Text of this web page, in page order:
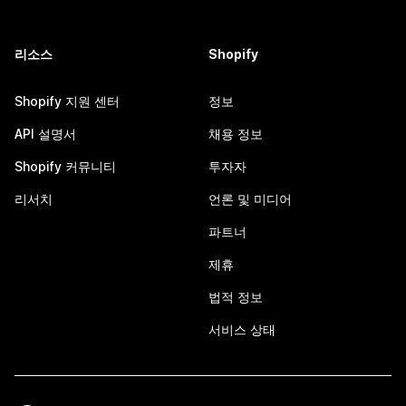
리소스
Shopify 지원 센터
API 설명서
Shopify 커뮤니티
리서치
Shopify
정보
채용 정보
투자자
언론 및 미디어
파트너
제휴
법적 정보
서비스 상태